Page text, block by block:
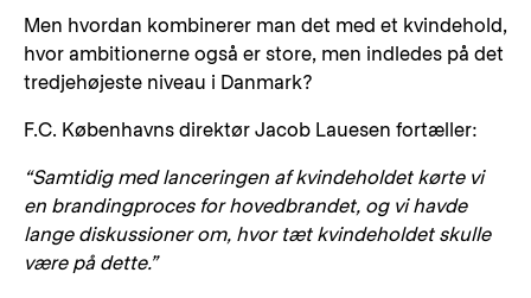
Men hvordan kombinerer man det med et kvindehold,
hvor ambitionerne også er store, men indledes på det
tredjehøjeste niveau i Danmark?
F.C. Københavns direktør Jacob Lauesen fortæller:
“Samtidig med lanceringen af kvindeholdet kørte vi
en brandingproces for hovedbrandet, og vi havde
lange diskussioner om, hvor tæt kvindeholdet skulle
være på dette.”